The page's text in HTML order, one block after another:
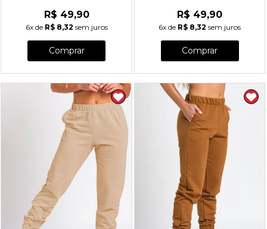
R$ 49,90
6xde R$ 8,32 sem juros
Comprar
R$ 49,90
6x de R$ 8,32 sem juros
Comprar